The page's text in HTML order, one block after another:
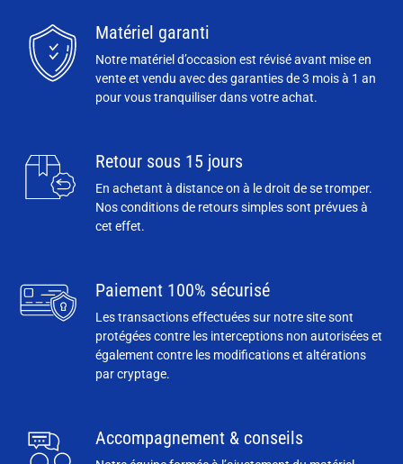
Matériel garanti
Notre matériel d’occasion est révisé avant mise en
vente et vendu avec des garanties de 3 mois à 1 an
pour vous tranquiliser dans votre achat.
Retour sous 15 jours
En achetant à distance on à le droit de se tromper.
Nos conditions de retours simples sont prévues à
cet effet.
Paiement 100% sécurisé
Les transactions effectuées sur notre site sont
protégées contre les interceptions non autorisées et
également contre les modifications et altérations
par cryptage.
Accompagnement & conseils